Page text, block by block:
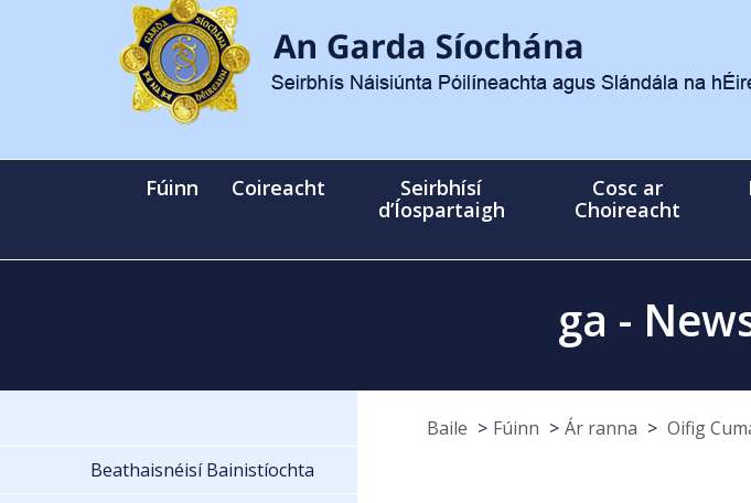
Fúinn Coireacht
Seirbhísí
d’Íospartaigh
Cosc ar
Choireacht
ga -
Baile Fúinn Ár ranna Oifig
Beathaisnéisí Bainistíochta